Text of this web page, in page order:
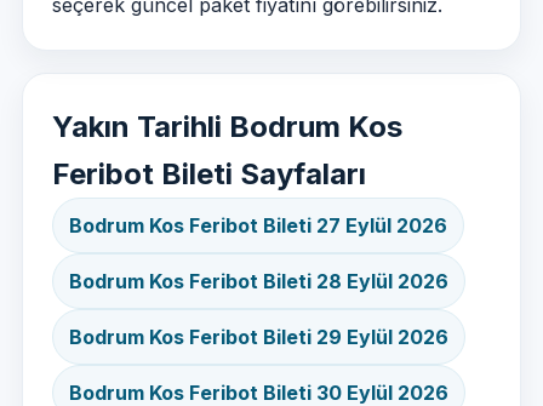
seçerek güncel paket fiyatını görebilirsiniz.
Yakın Tarihli Bodrum Kos
Feribot Bileti Sayfaları
Bodrum Kos Feribot Bileti 27 Eylül 2026
Bodrum Kos Feribot Bileti 28 Eylül 2026
Bodrum Kos Feribot Bileti 29 Eylül 2026
Bodrum Kos Feribot Bileti 30 Eylül 2026